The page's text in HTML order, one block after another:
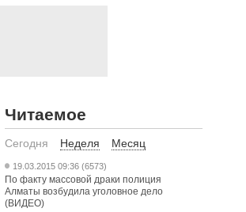
Читаемое
Сегодня Неделя Месяц
19.03.2015 09:36 (6573)
По факту массовой драки полиция
Алматы возбудила уголовное дело
(ВИДЕО)